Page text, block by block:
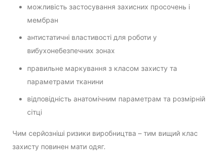
можливість застосування захисних просочень і
мембран
антистатичні властивості для роботи у
вибухонебезпечних зонах
правильне маркування з класом захисту та
параметрами тканини
відповідність анатомічним параметрам та розмірній
сітці
Чим серйозніші ризики виробництва – тим вищий клас
захисту повинен мати одяг.